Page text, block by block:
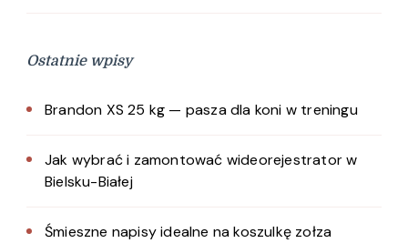
Ostatnie wpisy
Brandon XS 25 kg — pasza dla koni w treningu
Jak wybrać i zamontować wideorejestrator w
Bielsku-Białej
Śmieszne napisy idealne na koszulkę zołza